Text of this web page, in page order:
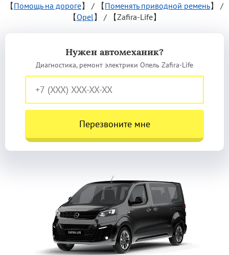
【Помощь на дороге】 / 【Поменять приводной ремень】
/
【Opel】 / 【Zafira-Life】
Нужен автомеханик?
Диагностика, ремонт электрики Опель Zafira-Life
Перезвоните мне